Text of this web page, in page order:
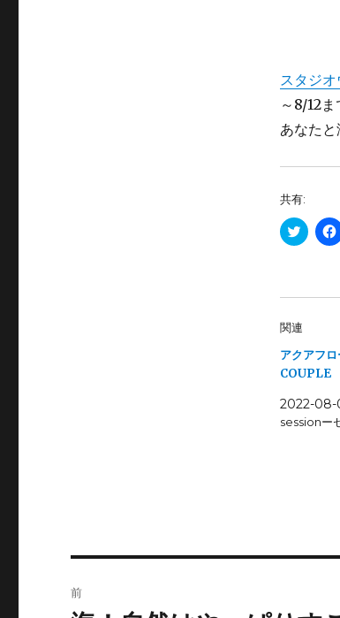
スタジ
～8/12
あなたと
共有:
ク
リ
T
i
t
e
r
で
有
(
新
す
関連
アクアフ
COUPLE
2022-08-
sessionー
前